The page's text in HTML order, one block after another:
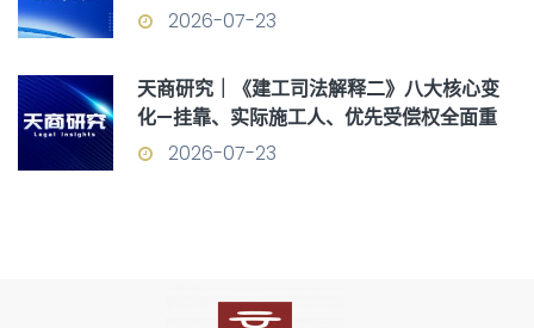
2026-07-23
天商研究｜《建工司法解释二》八大核心变
化—挂靠、实际施工人、优先受偿权全面重
构
2026-07-23